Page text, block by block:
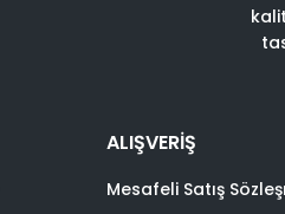
ALIŞVERİŞ
Mesafeli Satış